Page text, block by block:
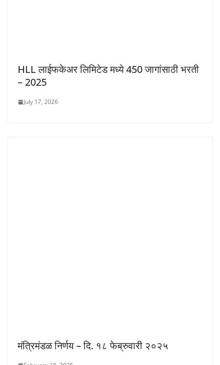
HLL लाईफकेअर लिमिटेड मध्ये 450 जागांसाठी भरती
– 2025
July 17, 2026
मंत्रिमंडळ निर्णय – दि. १८ फेब्रुवारी २०२५